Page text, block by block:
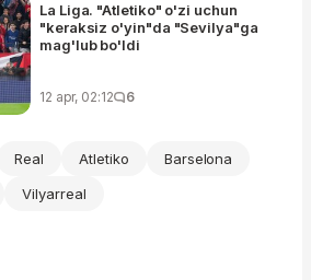
La Liga. "Atletiko" o'zi uchun
"keraksiz o'yin"da "Sevilya"ga
mag'lub bo'ldi
12 apr, 02:12 6
Real Atletiko
Barselona
Vilyarreal